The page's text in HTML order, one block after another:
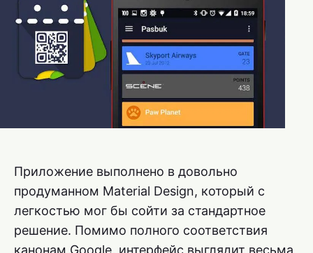
Приложение выполнено в довольно
продуманном Material Design, который с
легкостью мог бы сойти за стандартное
решение. Помимо полного соответствия
канонам Google, интерфейс выглядит весьма